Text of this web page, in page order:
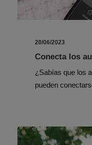
20/06/2023
Conecta los
¿Sabías que los
pueden